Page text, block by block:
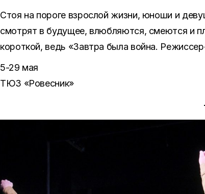
Стоя на пороге взрослой жизни, юноши и
смотрят в будущее, влюбляются, смеются и
короткой, ведь «Завтра была война.
5-29 мая
ТЮЗ «Ровесник»